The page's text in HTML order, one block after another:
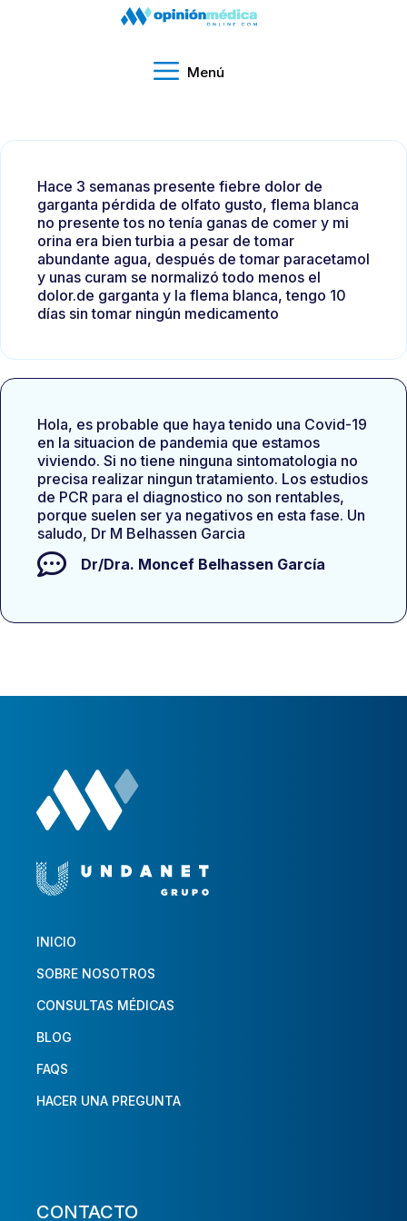
Menú
Hace 3 semanas presente fiebre dolor de
garganta pérdida de olfato gusto, flema blanca
no presente tos no tenía ganas de comer y mi
orina era bien turbia a pesar de tomar
abundante agua, después de tomar paracetamol
y unas curam se normalizó todo menos el
dolor.de garganta y la flema blanca, tengo 10
días sin tomar ningún medicamento
Hola, es probable que haya tenido una Covid-19
en la situacion de pandemia que estamos
viviendo. Si no tiene ninguna sintomatologia no
precisa realizar ningun tratamiento. Los estudios
de PCR para el diagnostico no son rentables,
porque suelen ser ya negativos en esta fase. Un
saludo, Dr M Belhassen Garcia
Dr/Dra. Moncef Belhassen García
INICIO
SOBRE NOSOTROS
CONSULTAS MÉDICAS
BLOG
FAQS
HACER UNA PREGUNTA
CONTACTO